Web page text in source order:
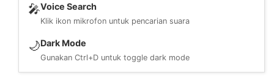
🎤Voice Search
Klik ikon mikrofon untuk pencarian suara
🌙Dark Mode
Gunakan Ctrl+D untuk toggle dark mode